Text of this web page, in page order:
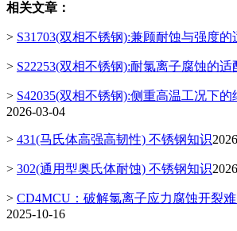
相关文章：
> S31703(双相不锈钢):兼顾耐蚀与强度的
> S22253(双相不锈钢):耐氯离子腐蚀的适
> S42035(双相不锈钢):侧重高温工况下
2026-03-04
> 431(马氏体高强高韧性) 不锈钢知识
> 302(通用型奥氏体耐蚀) 不锈钢知识
> CD4MCU：破解氯离子应力腐蚀开裂
2025-10-16